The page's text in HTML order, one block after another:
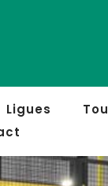
Ligues